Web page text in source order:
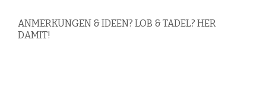
ANMERKUNGEN & IDEEN? LOB & TADEL? HER
DAMIT!